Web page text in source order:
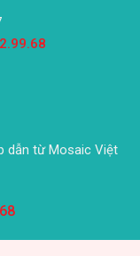
dẫn từ Mosaic Việt